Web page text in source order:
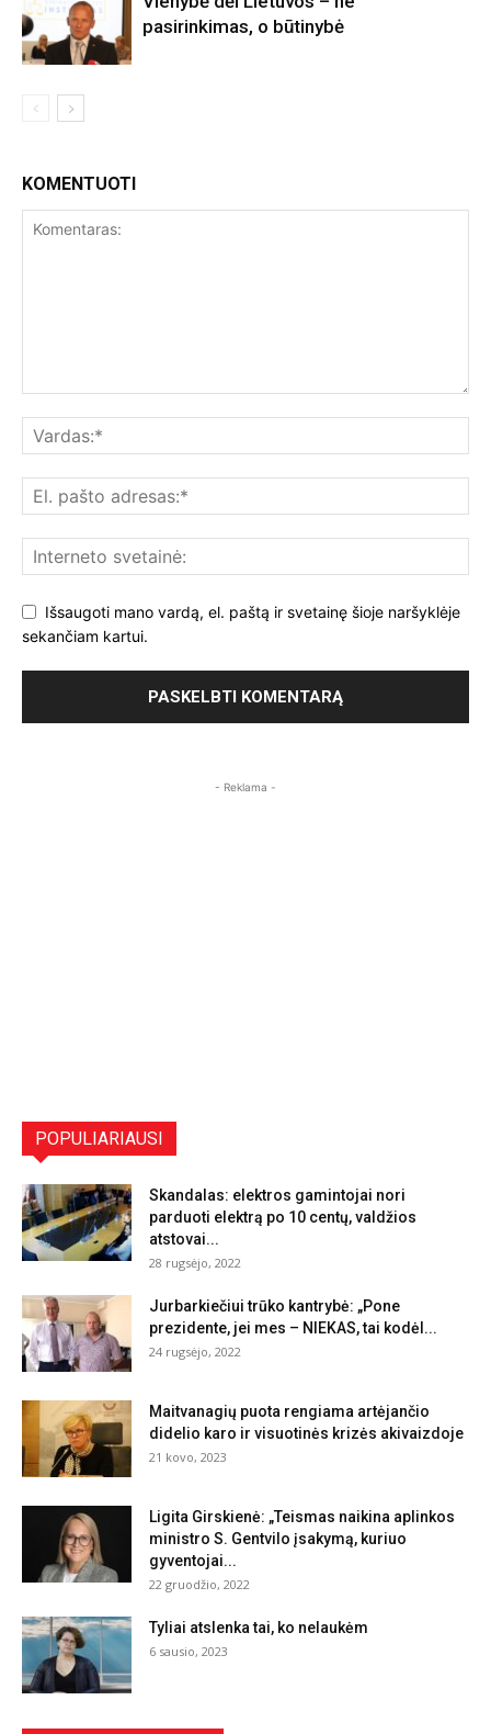
pasirinkimas, o būtinybė
KOMENTUOTI
Išsaugoti mano vardą, el. paštą ir svetainę šioje naršyklėje
sekančiam kartui.
- Reklama -
POPULIARIAUSI
Skandalas: elektros gamintojai nori
parduoti elektrą po 10 centų, valdžios
atstovai...
28 rugsėjo, 2022
Jurbarkiečiui trūko kantrybė: „Pone
prezidente, jei mes – NIEKAS, tai kodėl...
24 rugsėjo, 2022
Maitvanagių puota rengiama artėjančio
didelio karo ir visuotinės krizės akivaizdoje
21 kovo, 2023
Ligita Girskienė: „Teismas naikina aplinkos
ministro S. Gentvilo įsakymą, kuriuo
gyventojai...
22 gruodžio, 2022
Tyliai atslenka tai, ko nelaukėm
6 sausio, 2023